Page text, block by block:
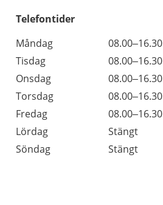
Telefontider
Måndag
08.00–16.30
Tisdag
08.00–16.30
Onsdag
08.00–16.30
Torsdag
08.00–16.30
Fredag
08.00–16.30
Lördag
Stängt
Söndag
Stängt